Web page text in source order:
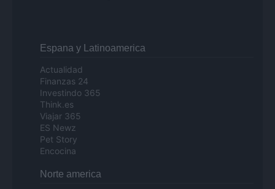
Espana y Latinoamerica
Actualidad
Finanzas 24
Investindo 365
Think.es
Viajar 365
ES Newz
Pet Story
Encocina
Norte america